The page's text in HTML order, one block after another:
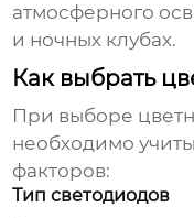
атмосферного
и ночных клубах.
Как выбрать
При выборе
необходимо
факторов:
Тип светодиодов